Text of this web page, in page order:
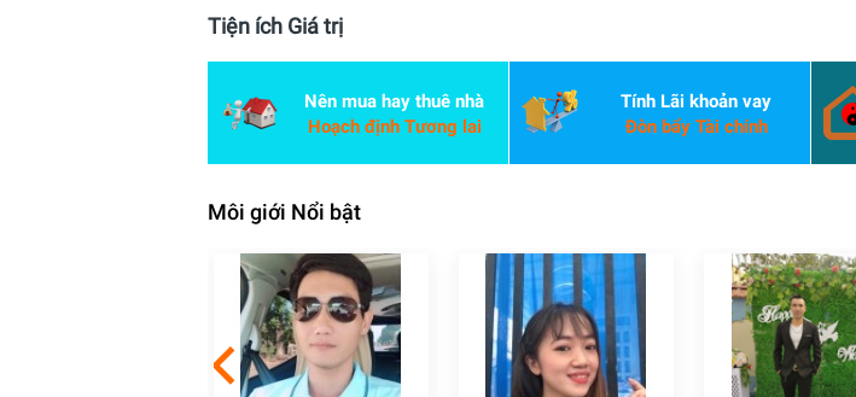
Tiện ích Giá trị
Nên mua hay thuê nhà
Hoạch định Tương lai
Tính Lãi khoản vay
Đòn bẩy Tài chính
Môi giới Nổi bật